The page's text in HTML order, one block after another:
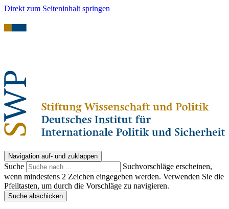
Direkt zum Seiteninhalt springen
Navigation auf- und zuklappen
Suche
Suchvorschläge erscheinen,
wenn mindestens 2 Zeichen eingegeben werden. Verwenden Sie die
Pfeiltasten, um durch die Vorschläge zu navigieren.
Suche abschicken